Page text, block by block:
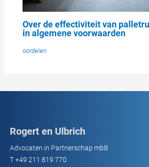
Over de effectiviteit van
in algemene voorwaarden
oordelen
Rogert en Ulbrich
Advocaten in Partnerschap mbB
T+49 211 819 770